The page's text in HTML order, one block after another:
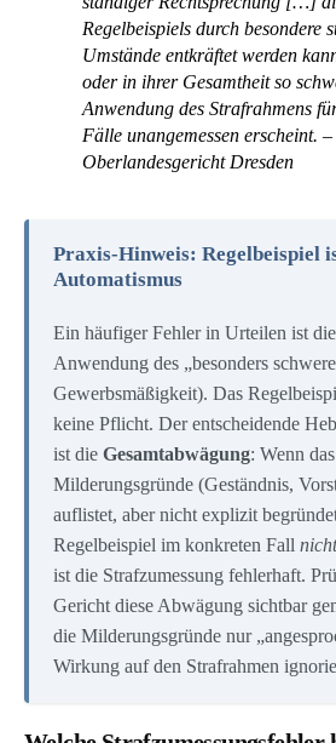
Regelbeispiels durch besondere
Umstände entkräftet werden
oder in ihrer Gesamtheit so
Anwendung des Strafrahmens
Fälle unangemessen erscheint. –
Oberlandesgericht Dresden
Praxis-Hinweis: Regelbeispiel
Automatismus
Ein häufiger Fehler in Urteilen ist
Anwendung des „besonders
Gewerbsmäßigkeit). Das
keine Pflicht. Der entscheidende
ist die Gesamtabwägung: Wenn
Milderungsgründe (Geständnis,
auflistet, aber nicht explizit
Regelbeispiel im konkreten Fall nicht
ist die Strafzumessung fehlerhaft.
Gericht diese Abwägung sichtbar
die Milderungsgründe nur
Wirkung auf den Strafrahmen